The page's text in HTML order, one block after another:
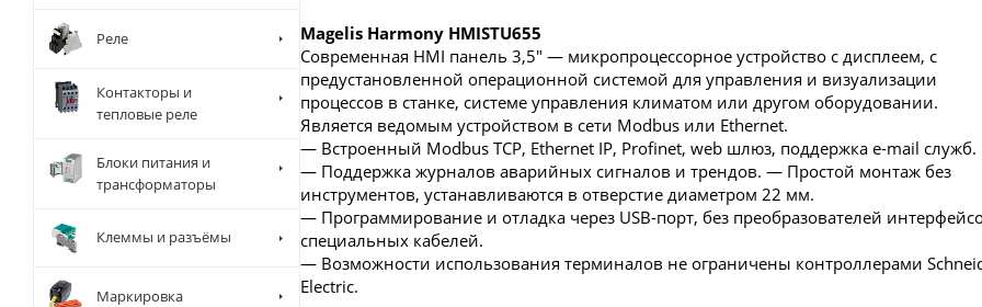
Magelis Harmony HMISTU655
Современная HMI панель 3,5" — микропроцессорное устройство с дисплеем, с
предустановленной операционной системой для управления и визуализации
процессов в станке, системе управления климатом или другом оборудовании.
Является ведомым устройством в сети Modbus или Ethernet.
— Встроенный Modbus TCP, Ethernet IP, Profinet, web шлюз, поддержка e-mail служб.
— Поддержка журналов аварийных сигналов и трендов. — Простой монтаж без
инструментов, устанавливаются в отверстие диаметром 22 мм.
— Программирование и отладка через USB-порт, без преобразователей
специальных кабелей.
— Возможности использования терминалов не ограничены контроллерами
Electric.
Реле
Контакторы и
тепловые реле
Блоки питания и
трансформаторы
Клеммы и разъёмы
Маркировка